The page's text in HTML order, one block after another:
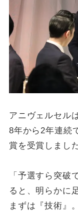
アニヴェルセル
8年から2年連続
賞を受賞しました
「予選すら突破
ると、明らかに
まずは『技術』